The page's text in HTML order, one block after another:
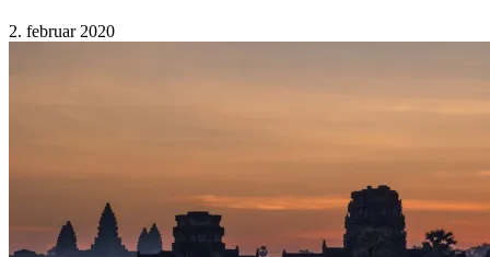
2. februar 2020